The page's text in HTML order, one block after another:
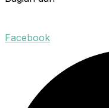
Facebook